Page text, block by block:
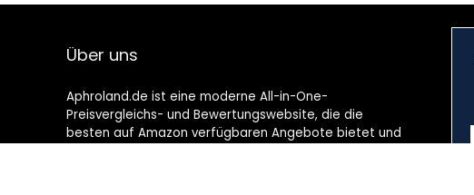
Über uns
Aphroland.de ist eine moderne All-in-One-
Preisvergleichs- und Bewertungswebsite, die die
besten auf Amazon verfügbaren Angebote bietet und